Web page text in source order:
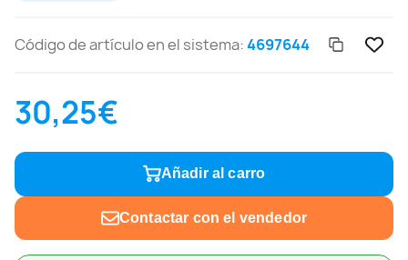
Código de artículo en el sistema:4697644
30,25€
Añadir al carro
Contactar con el vendedor